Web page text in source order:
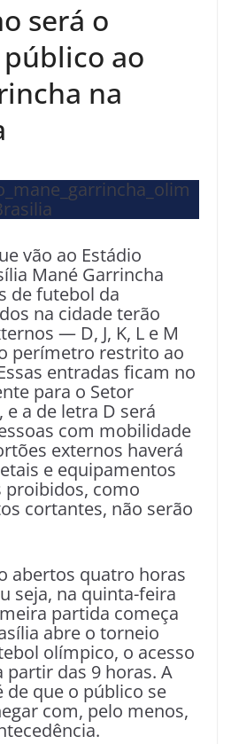
será o
ao
na
vão ao Estádio
Mané Garrincha
de futebol da
na cidade terão
— D, J, K, L e M
perímetro restrito ao
entradas ficam no
para o Setor
a de letra D será
com mobilidade
externos haverá
e equipamentos
proibidos, como
cortantes, não serão
abertos quatro horas
seja, na quinta-feira
partida começa
abre o torneio
olímpico, o acesso
partir das 9 horas. A
de que o público se
com, pelo menos,